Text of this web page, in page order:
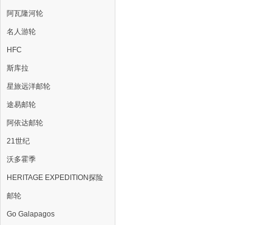
阿瓦隆河轮
名人游轮
HFC
斯库拉
星旅远洋邮轮
途易邮轮
阿依达邮轮
21世纪
沃多霍季
HERITAGE EXPEDITION探险
邮轮
Go Galapagos